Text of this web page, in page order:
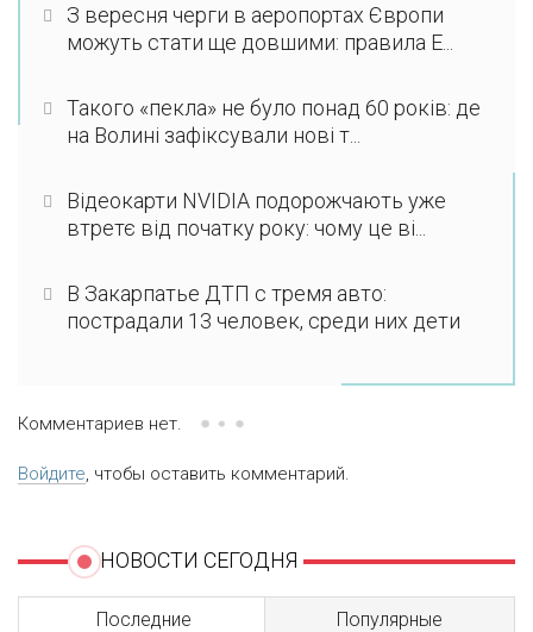
З вересня черги в аеропортах Європи
можуть стати ще довшими: правила E...
Такого «пекла» не було понад 60 років: де
на Волині зафіксували нові т...
Відеокарти NVIDIA подорожчають уже
втретє від початку року: чому це ві...
В Закарпатье ДТП с тремя авто:
пострадали 13 человек, среди них дети
Комментариев нет.
Войдите, чтобы оставить комментарий.
НОВОСТИ СЕГОДНЯ
Последние Популярные